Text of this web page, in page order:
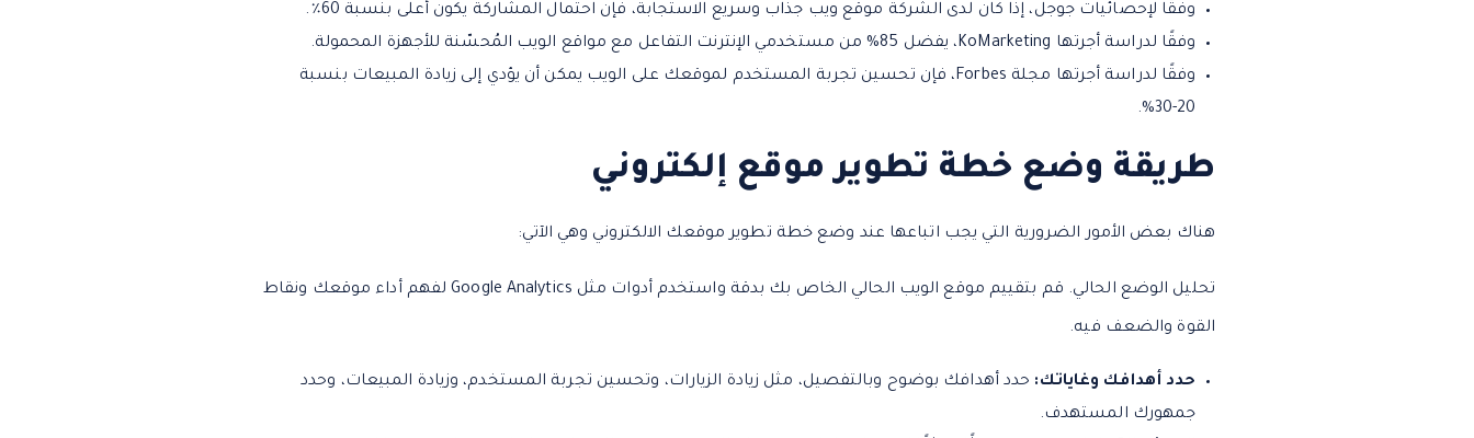
وفقًا لإحصائيات جوجل، إذا كان لدى الشركة موقع ويب جذاب وسريع الاستجابة، فإن احتمال المشاركة يكون أعلى بنسبة 60٪.
وفقًا لدراسة أجرتها KoMarketing، يفضل 85% من مستخدمي الإنترنت التفاعل مع مواقع الويب المُحسّنة للأجهزة المحمولة.
وفقًا لدراسة أجرتها مجلة Forbes، فإن تحسين تجربة المستخدم لموقعك على الويب يمكن أن يؤدي إلى زيادة المبيعات بنسبة
20-30%.
طريقة وضع خطة تطوير موقع إلكتروني
هناك بعض الأمور الضرورية التي يجب اتباعها عند وضع خطة تطوير موقعك الالكتروني وهي الآتي:
تحليل الوضع الحالي. قم بتقييم موقع الويب الحالي الخاص بك بدقة واستخدم أدوات مثل Google Analytics لفهم أداء موقعك ونقاط
القوة والضعف فيه.
حدد أهدافك وغاياتك: حدد أهدافك بوضوح وبالتفصيل، مثل زيادة الزيارات، وتحسين تجربة المستخدم، وزيادة المبيعات، وحدد
جمهورك المستهدف.